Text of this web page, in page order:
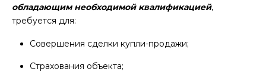
обладающим необходимой квалификацией,
требуется для:
Совершения сделки купли-продажи;
Страхования объекта;